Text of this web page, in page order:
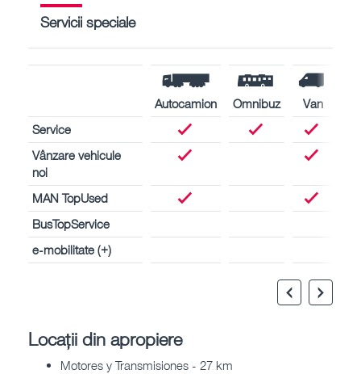
Servicii speciale
Autocamion Omnibuz
Van
Service
Vânzare vehicule
noi
MAN TopUsed
BusTopService
e-mobilitate (+)
Locații din apropiere
Motores y Transmisiones - 27 km